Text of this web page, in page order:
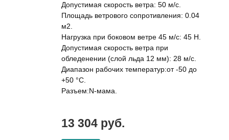
Допустимая скорость ветра: 50 м/c.
Площадь ветрового сопротивления: 0.04
м2.
Нагрузка при боковом ветре 45 м/c: 45 Н.
Допустимая скорость ветра при
обледенении (слой льда 12 мм): 28 м/c.
Диапазон рабочих температур:от -50 до
+50 °С.
Разъем:N-мама.
13 304 руб.